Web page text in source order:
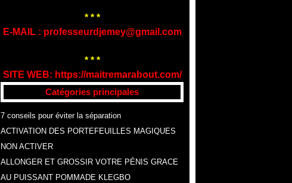
* * *
E-MAIL : professeurdjemey@gmail.com
* * *
SITE WEB: https://maitremarabout.com/
Catégories principales
7 conseils pour éviter la séparation
ACTIVATION DES PORTEFEUILLES MAGIQUES
NON ACTIVER
ALLONGER ET GROSSIR VOTRE PÉNIS GRACE
AU PUISSANT POMMADE KLEGBO